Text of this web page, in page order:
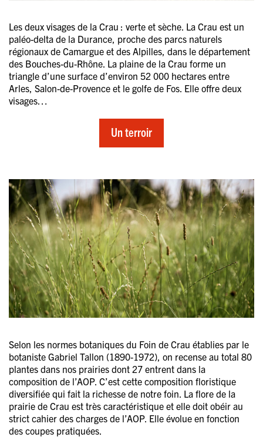
Les deux visages de la Crau : verte et sèche. La Crau est un
paléo-delta de la Durance, proche des parcs naturels
régionaux de Camargue et des Alpilles, dans le département
des Bouches-du-Rhône. La plaine de la Crau forme un
triangle d’une surface d’environ 52 000 hectares entre
Arles, Salon-de-Provence et le golfe de Fos. Elle offre deux
visages…
Un terroir
Selon les normes botaniques du Foin de Crau établies par le
botaniste Gabriel Tallon (1890-1972), on recense au total 80
plantes dans nos prairies dont 27 entrent dans la
composition de l’AOP. C’est cette composition floristique
diversifiée qui fait la richesse de notre foin. La flore de la
prairie de Crau est très caractéristique et elle doit obéir au
strict cahier des charges de l’AOP. Elle évolue en fonction
des coupes pratiquées.